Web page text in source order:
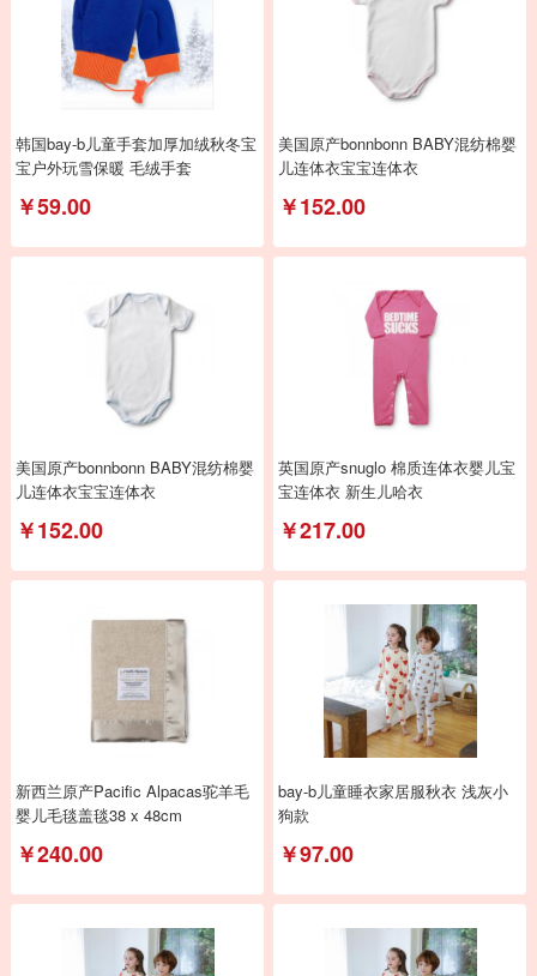
韩国bay-b儿童手套加厚加绒秋冬宝
宝户外玩雪保暖 毛绒手套
￥59.00
美国原产bonnbonn BABY混纺棉婴
儿连体衣宝宝连体衣
￥152.00
美国原产bonnbonn BABY混纺棉婴
儿连体衣宝宝连体衣
￥152.00
英国原产snuglo 棉质连体衣婴儿宝
宝连体衣 新生儿哈衣
￥217.00
新西兰原产Pacific Alpacas驼羊毛
婴儿毛毯盖毯38 x 48cm
￥240.00
bay-b儿童睡衣家居服秋衣 浅灰小
狗款
￥97.00